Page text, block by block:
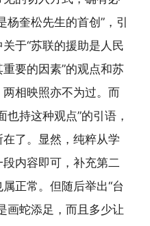
奎松先生的首创”，引
于“苏联的援助是人民
要的因素”的观点和苏
相映照亦不为过。而
持这种观点”的引语，
了。显然，纯粹从学
内容即可，补充第二
正常。但随后举出“台
画蛇添足，而且多少让